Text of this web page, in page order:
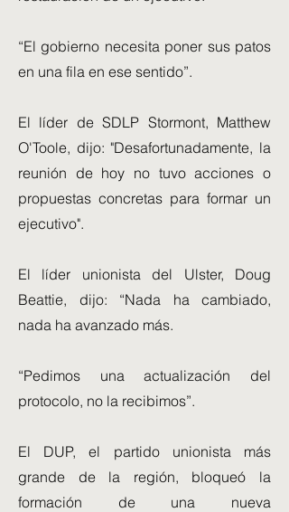
“El gobierno necesita poner sus patos
en una fila en ese sentido”.
El líder de SDLP Stormont, Matthew
O'Toole, dijo: "Desafortunadamente, la
reunión de hoy no tuvo acciones o
propuestas concretas para formar un
ejecutivo".
El líder unionista del Ulster, Doug
Beattie, dijo: “Nada ha cambiado,
nada ha avanzado más.
“Pedimos una actualización del
protocolo, no la recibimos”.
El DUP, el partido unionista más
grande de la región, bloqueó la
formación de una nueva